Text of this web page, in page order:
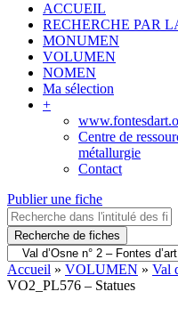
ACCUEIL
RECHERCHE PAR
MONUMEN
VOLUMEN
NOMEN
Ma sélection
+
Centre de
métallurgie
Contact
Publier une fiche
Recherche de fiches
Accueil » VOLUMEN » Val
VO2_PL576 – Statues